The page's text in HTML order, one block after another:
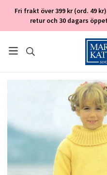
Fri frakt över 399 kr (ord. 49
retur och 30 dagars